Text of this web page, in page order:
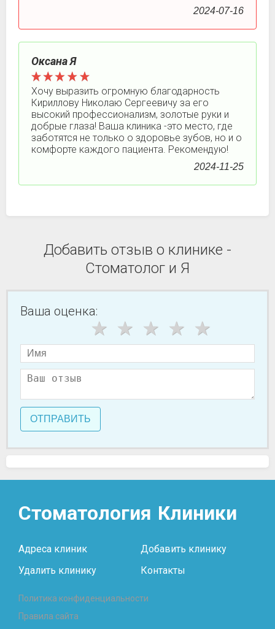
2024-07-16
Оксана Я
Хочу выразить огромную благодарность
Кириллову Николаю Сергеевичу за его
высокий профессионализм, золотые руки и
добрые глаза! Ваша клиника -это место, где
заботятся не только о здоровье зубов, но и о
комфорте каждого пациента. Рекомендую!
2024-11-25
Добавить отзыв о клинике -
Стоматолог и Я
Ваша оценка:
ОТПРАВИТЬ
Стоматология Клиники
Адреса клиник
Добавить клинику
Удалить клинику
Контакты
Политика конфиденциальности
Правила сайта